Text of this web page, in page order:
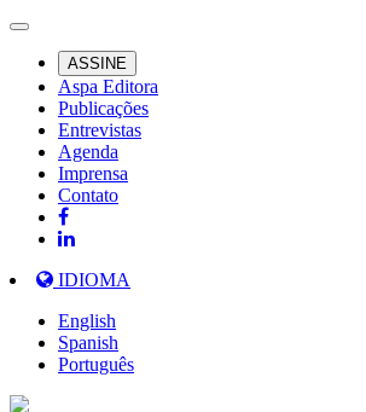
ASSINE
Aspa Editora
Publicações
Entrevistas
Agenda
Imprensa
Contato
IDIOMA
English
Spanish
Português